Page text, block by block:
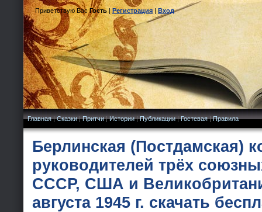
Приветствую Вас Гость|Регистрация|Вход
Главная|Сказки|Притчи|Истории|Публикации|Гостевая|Правила
Берлинская (Постдамская)
руководителей трёх
СССР, США и
августа 1945 г. скачать